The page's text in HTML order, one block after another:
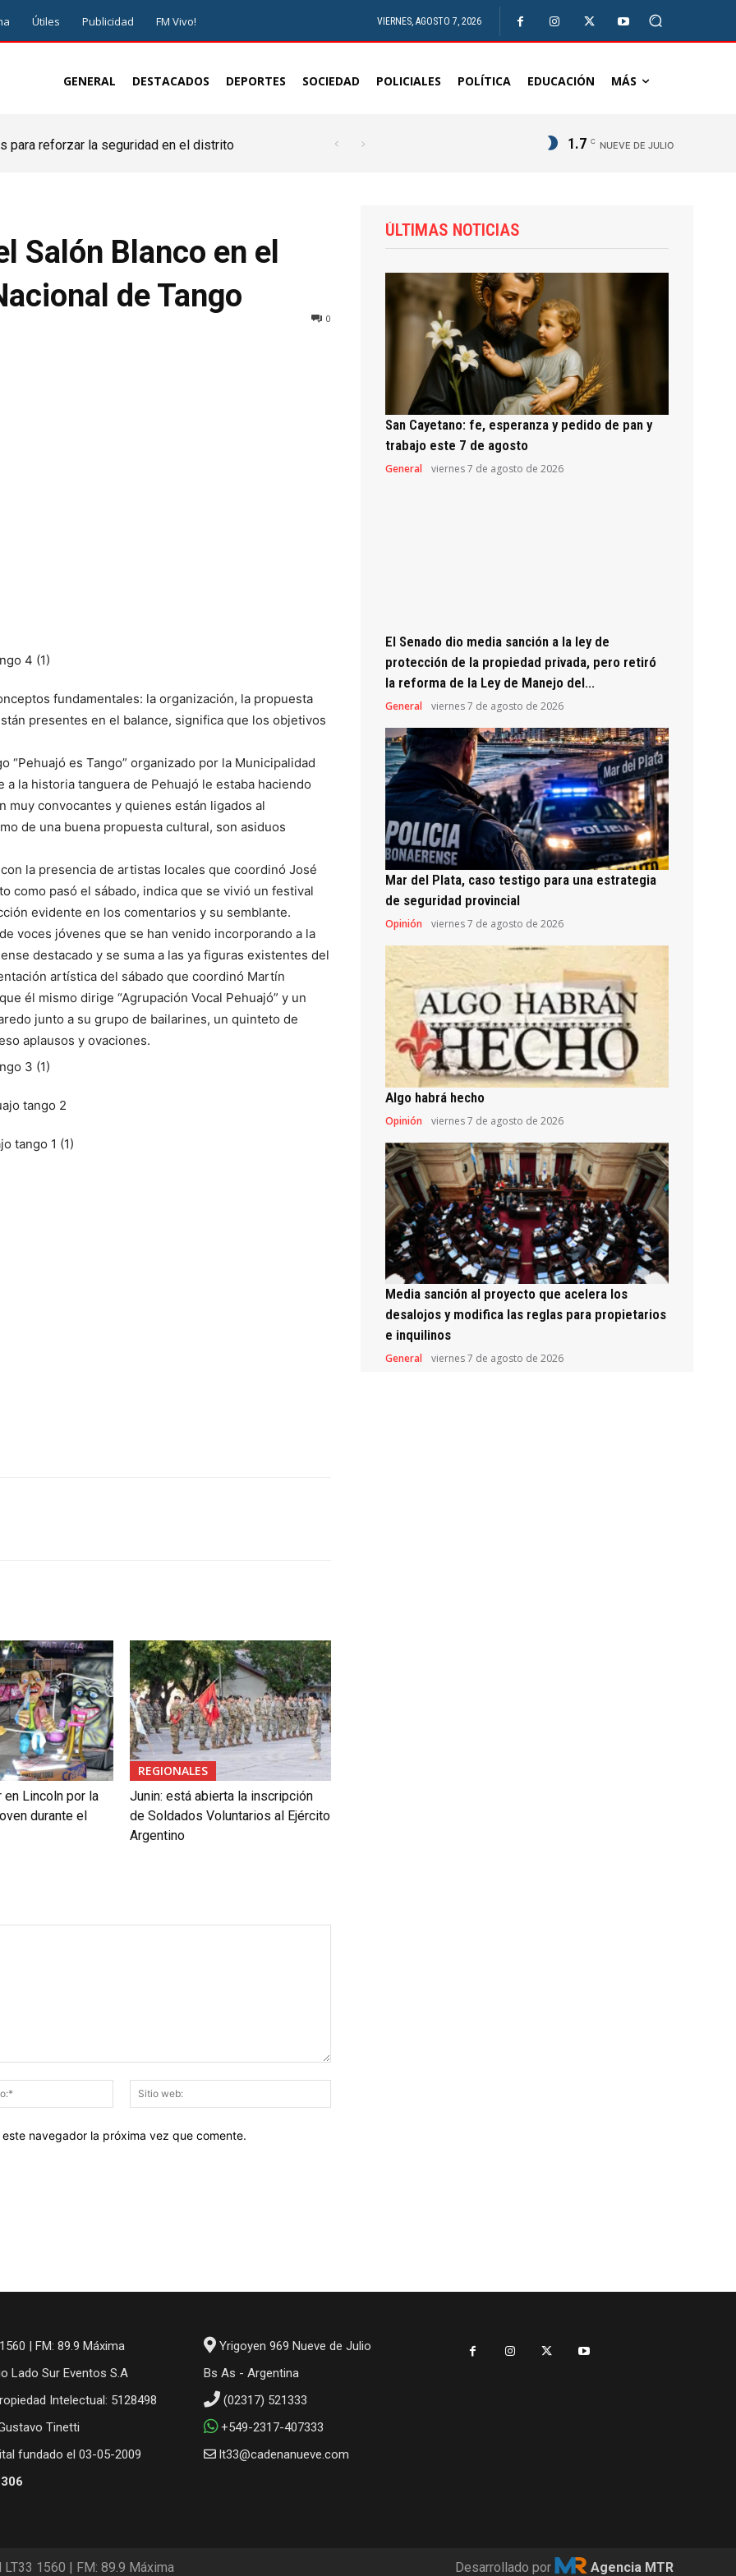
Útiles Publicidad FM Vivo! VIERNES, AGOSTO 7, 2026
GENERAL DESTACADOS DEPORTES SOCIEDAD POLICIALES POLÍTICA EDUCACIÓN MÁS
para reforzar la seguridad en el distrito 1.7 C NUEVE DE JULIO
Salón Blanco en el
de Tango
0
fundamentales: la organización, la propuesta
presentes en el balance, significa que los objetivos
“Pehuajó es Tango” organizado por la Municipalidad
la historia tanguera de Pehuajó le estaba haciendo
muy convocantes y quienes están ligados al
de una buena propuesta cultural, son asiduos
la presencia de artistas locales que coordinó José
como pasó el sábado, indica que se vivió un festival
evidente en los comentarios y su semblante.
voces jóvenes que se han venido incorporando a la
destacado y se suma a las ya figuras existentes del
artística del sábado que coordinó Martín
él mismo dirige “Agrupación Vocal Pehuajó” y un
junto a su grupo de bailarines, un quinteto de
aplausos y ovaciones.
Lincoln por la
durante el
REGIONALES
Junin: está abierta la inscripción
de Soldados Voluntarios al Ejército
Argentino
Correo
electrónico:*
web:
navegador la próxima vez que comente.
ÚLTIMAS NOTICIAS
San Cayetano: fe, esperanza y pedido de pan y
trabajo este 7 de agosto
General viernes 7 de agosto de 2026
El Senado dio media sanción a la ley de
protección de la propiedad privada, pero retiró
la reforma de la Ley de Manejo del...
General viernes 7 de agosto de 2026
Mar del Plata, caso testigo para una estrategia
de seguridad provincial
Opinión viernes 7 de agosto de 2026
Algo habrá hecho
Opinión viernes 7 de agosto de 2026
Media sanción al proyecto que acelera los
desalojos y modifica las reglas para propietarios
e inquilinos
General viernes 7 de agosto de 2026
| FM: 89.9 Máxima
Lado Sur Eventos S.A
Intelectual: 5128498
Tinetti
fundado el 03-05-2009
Yrigoyen 969 Nueve de Julio
Bs As - Argentina
(02317) 521333
+549-2317-407333
lt33@cadenanueve.com
1560 | FM: 89.9 Máxima Desarrollado por Agencia MTR